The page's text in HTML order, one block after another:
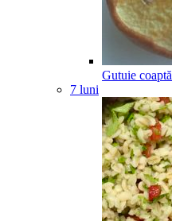
Gutuie coaptă
7 luni